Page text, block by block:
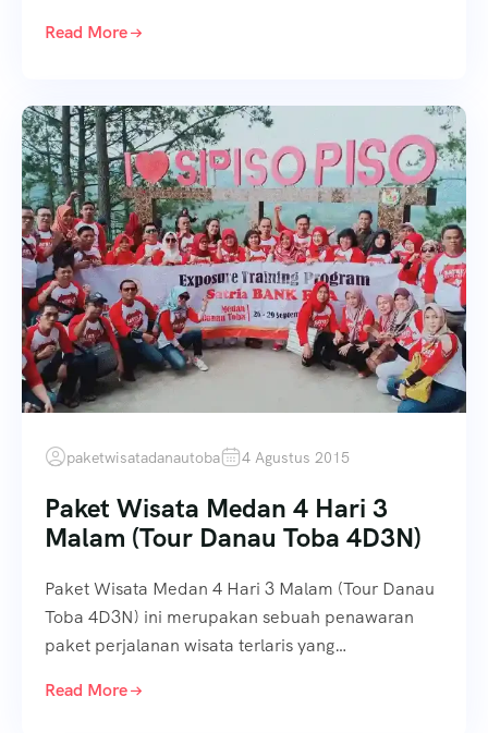
Read More
paketwisatadanautoba 4 Agustus 2015
Paket Wisata Medan 4 Hari 3
Malam (Tour Danau Toba 4D3N)
Paket Wisata Medan 4 Hari 3 Malam (Tour Danau
Toba 4D3N) ini merupakan sebuah penawaran
paket perjalanan wisata terlaris yang…
Read More